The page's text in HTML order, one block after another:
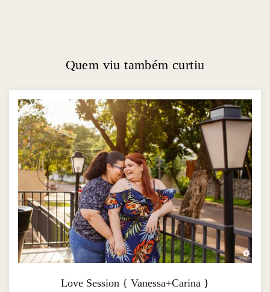
Quem viu também curtiu
Love Session { Vanessa+Carina }